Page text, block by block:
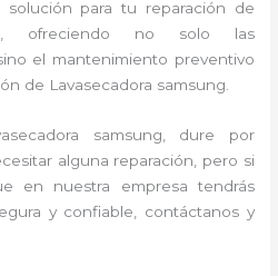
para tu reparación de
ofreciendo no solo las
el mantenimiento preventivo
de Lavasecadora samsung.
samsung, dure por
alguna reparación, pero si
en nuestra empresa tendrás
y confiable, contáctanos y